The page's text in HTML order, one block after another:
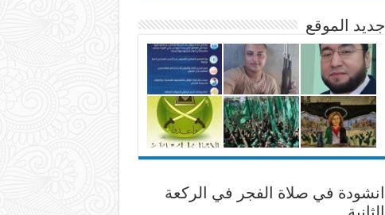
جديد الموقع
انشودة في صلاة الفجر في الركعة